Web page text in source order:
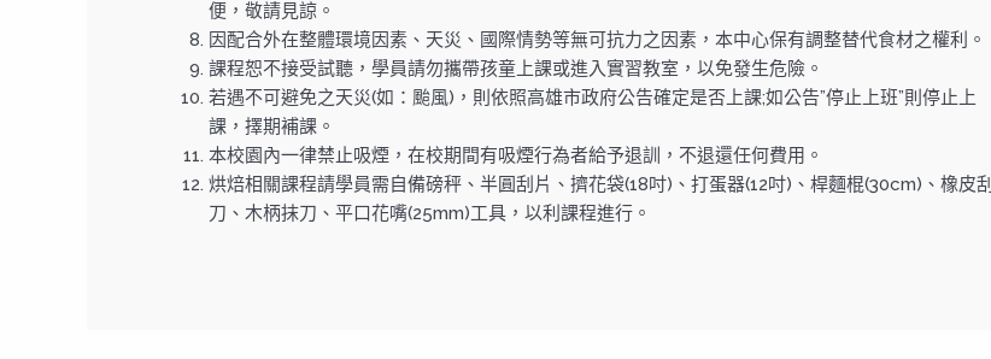
便，敬請見諒。
因配合外在整體環境因素、天災、國際情勢等無可抗力之因素，本中心保有調整替代食材之權利。
課程恕不接受試聽，學員請勿攜帶孩童上課或進入實習教室，以免發生危險。
若遇不可避免之天災(如：颱風)，則依照高雄市政府公告確定是否上課;如公告”停止上班”則停止上
課，擇期補課。
本校園內一律禁止吸煙，在校期間有吸煙行為者給予退訓，不退還任何費用。
烘焙相關課程請學員需自備磅秤、半圓刮片、擠花袋(18吋)、打蛋器(12吋)、桿麵棍(30cm)、橡皮刮
刀、木柄抹刀、平口花嘴(25mm)工具，以利課程進行。